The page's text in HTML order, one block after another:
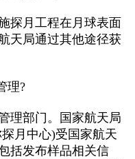
月工程在月球表面
天局通过其他途径获
理?
部门。国家航天局
月中心)受国家航天
括发布样品相关信